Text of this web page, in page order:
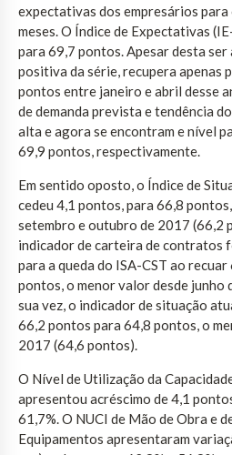
expectativas dos empresários
meses. O Índice de Expectativas
para 69,7 pontos. Apesar desta ser
positiva da série, recupera apenas
pontos entre janeiro e abril desse
de demanda prevista e tendência
alta e agora se encontram e nível
69,9 pontos, respectivamente.
Em sentido oposto, o Índice de
cedeu 4,1 pontos, para 66,8
setembro e outubro de 2017 (66,2
indicador de carteira de contratos
para a queda do ISA-CST ao
pontos, o menor valor desde junho
sua vez, o indicador de situação
66,2 pontos para 64,8 pontos, o
2017 (64,6 pontos).
O Nível de Utilização da
apresentou acréscimo de 4,1
61,7%. O NUCI de Mão de Obra e
Equipamentos apresentaram